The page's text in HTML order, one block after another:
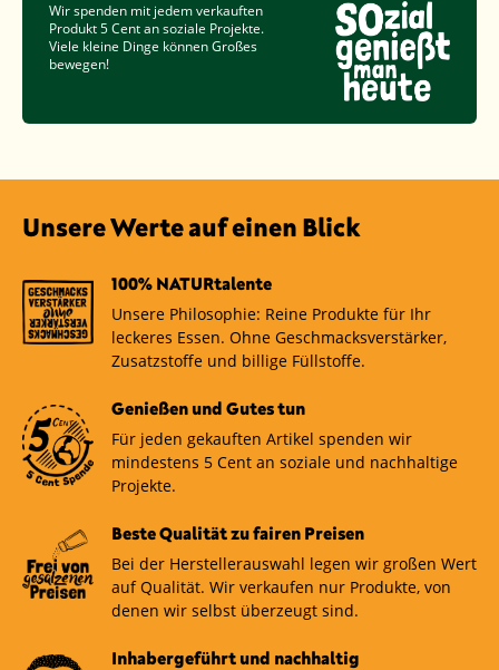
Wir spenden mit jedem verkauften
Produkt5 Centan soziale Projekte.
Viele kleine Dinge können Großes
bewegen!
Unsere Werte auf einen Blick
100% NATURtalente
Unsere Philosophie: Reine Produkte für Ihr
leckeres Essen. Ohne Geschmacksverstärker,
Zusatzstoffe und billige Füllstoffe.
Genießen und Gutes tun
Für jeden gekauften Artikel spenden wir
mindestens 5 Cent an soziale und nachhaltige
Projekte.
Beste Qualität zu fairen Preisen
Bei der Herstellerauswahl legen wir großen Wert
auf Qualität. Wir verkaufen nur Produkte, von
denen wir selbst überzeugt sind.
Inhabergeführt und nachhaltig